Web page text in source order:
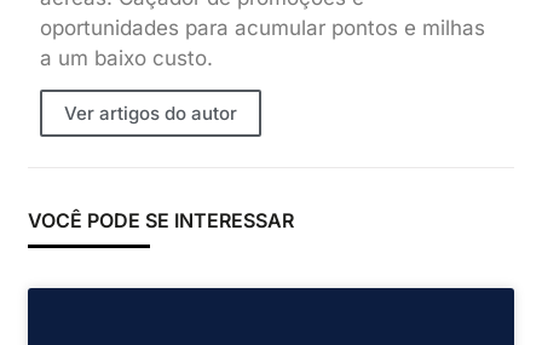
oportunidades para acumular pontos e milhas
a um baixo custo.
Ver artigos do autor
VOCÊ PODE SE INTERESSAR